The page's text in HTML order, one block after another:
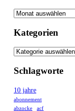
Kategorien
Schlagworte
10 jahre
abonnement
abzocke
acf